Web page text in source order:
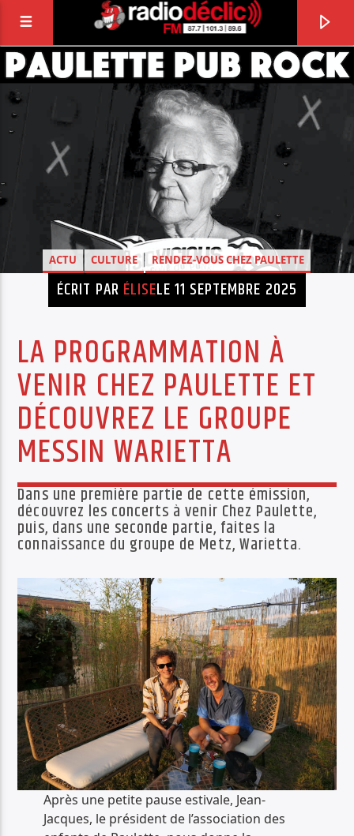
RADIO DÉCLIC
VOTRE RADIO ASSOCIATIVE EN TERRES DE
LORRAINE
PISTE ACTUELLE
ARCHIBALD
PASCAL AYERBE
Radio Déclic
ACTU CULTURE RENDEZ-VOUS CHEZ PAULETTE
ÉCRIT PAR ÉLISELE 11 SEPTEMBRE 2025
LA PROGRAMMATION À
VENIR CHEZ PAULETTE ET
DÉCOUVREZ LE GROUPE
MESSIN WARIETTA
Dans une première partie de cette émission,
découvrez les concerts à venir Chez Paulette,
puis, dans une seconde partie, faites la
connaissance du groupe de Metz, Warietta.
Après une petite pause estivale, Jean-
Jacques, le président de l’association des